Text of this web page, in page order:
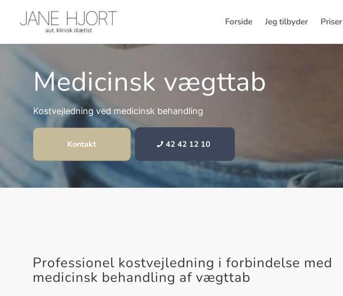
Forside Jeg tilbyder Priser
Medicinsk vægttab
Kostvejledning ved medicinsk behandling
Kontakt 42 42 12 10
Professionel kostvejledning i forbindelse med
medicinsk behandling af vægttab